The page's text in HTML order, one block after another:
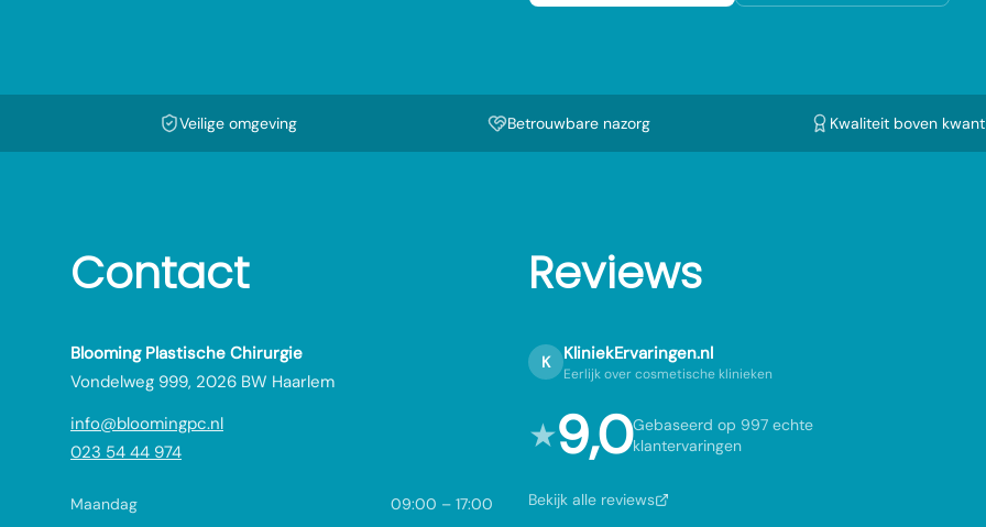
Veilige omgeving Betrouwbare nazorg Kwaliteit boven
Contact
Blooming Plastische Chirurgie
Vondelweg 999, 2026 BW Haarlem
info@bloomingpc.nl
023 54 44 974
Maandag 09:00 – 17:00
Reviews
K KliniekErvaringen.nl
Eerlijk over cosmetische klinieken
★9,0Gebaseerd op 997 echte
klantervaringen
Bekijk alle reviews